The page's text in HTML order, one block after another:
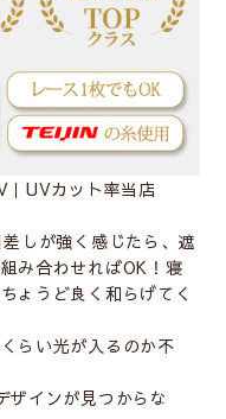
｜UVカット率当店
しが強く感じたら、 遮
み合わせればOK！寝
ょうど良く和らげてく
らい光が入るのか不
ザインが見つからな